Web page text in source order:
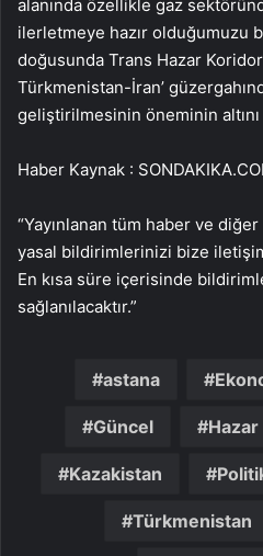
alanında özellikle gaz
ilerletmeye hazır olduğumuzu
doğusunda Trans Hazar
Türkmenistan-İran’
geliştirilmesinin öneminin
Haber Kaynak :
“Yayınlanan tüm haber ve
yasal bildirimlerinizi bize
En kısa süre içerisinde
sağlanılacaktır.”
astana
Güncel Hazar
Kazakistan
Türkmenistan